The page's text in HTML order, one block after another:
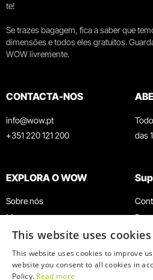
te!
Se trazes bagagem, fica a saber que
dimensões e todos eles gratuitos.
WOW livremente.
CONTACTA-NOS
info@wow.pt
+351 220 121 200
das
EXPLORA O WOW
Sobre nós
Museus
Agenda
Notícias
Restaurantes
This website uses cookies
This website uses cookies to improve
website you consent to all cookies in
Policy. Read more